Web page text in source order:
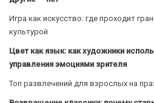
Игра как искусство: где проходит
культурой
Цвет как язык: как художники
управления эмоциями зрителя
Топ развлечений для взрослых на